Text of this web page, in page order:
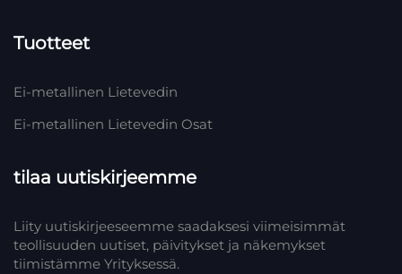
Tuotteet
Ei-metallinen Lietevedin
Ei-metallinen Lietevedin Osat
tilaa uutiskirjeemme
Liity uutiskirjeeseemme saadaksesi viimeisimmät
teollisuuden uutiset, päivitykset ja näkemykset
tiimistämme Yrityksessä.